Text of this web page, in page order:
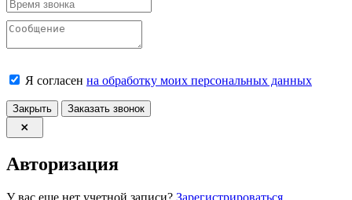
Я согласен на обработку моих персональных данных
Закрыть Заказать звонок
Авторизация
У вас еще нет учетной записи? Зарегистрироваться